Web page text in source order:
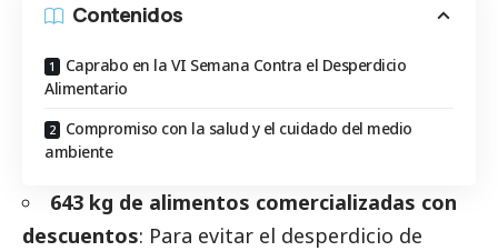
Contenidos
Caprabo en la VI Semana Contra el Desperdicio
Alimentario
Compromiso con la salud y el cuidado del medio
ambiente
643 kg de alimentos comercializadas con
descuentos: Para evitar el desperdicio de